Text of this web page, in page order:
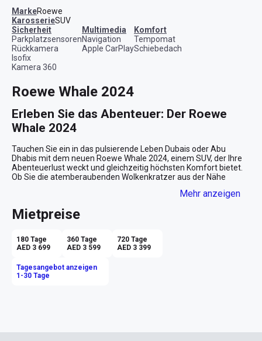
MarkeRoewe
KarosserieSUV
Sicherheit
Parkplatzsensoren
Rückkamera
Isofix
Kamera 360
Multimedia
Navigation
Apple CarPlay
Komfort
Tempomat
Schiebedach
Roewe Whale 2024
Erleben Sie das Abenteuer: Der Roewe
Whale 2024
Tauchen Sie ein in das pulsierende Leben Dubais oder Abu
Dhabis mit dem neuen Roewe Whale 2024, einem SUV, der Ihre
Abenteuerlust weckt und gleichzeitig höchsten Komfort bietet.
Ob Sie die atemberaubenden Wolkenkratzer aus der Nähe
möchten, dieser SUV ist der perfekte Begleiter für Ihre Reise.
Eleganz trifft auf Funktionalität
Der Roewe Whale beeindruckt auf den ersten Blick mit seiner
strahlend blauen Außenfarbe, die in der Sonne der Emirate
keinen Zweifel: Dieser SUV ist sowohl für urbane
Entdeckungsreisen als auch für abenteuerliche Ausflüge ins
Mehr anzeigen
Mietpreise
180 Tage
AED 3 699
360 Tage
AED 3 599
720 Tage
AED 3 399
Tagesangebot anzeigen
1-30 Tage